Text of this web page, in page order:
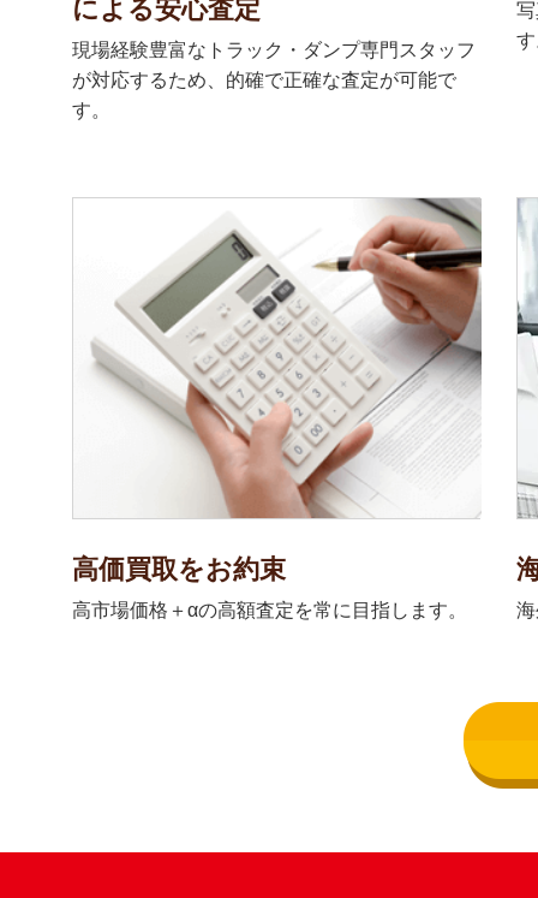
による安心査定
現場経験豊富なトラック・ダンプ専門スタッフ
が対応するため、的確で正確な査定が可能で
す。
高価買取をお約束
高市場価格＋αの高額査定を常に目指します。